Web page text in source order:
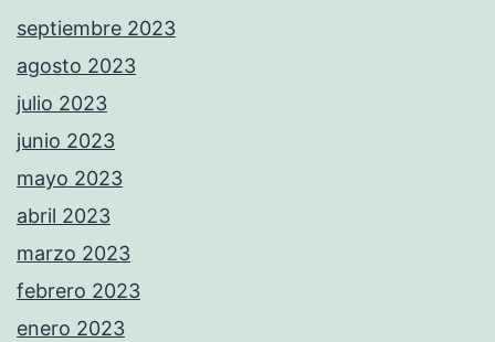
septiembre 2023
agosto 2023
julio 2023
junio 2023
mayo 2023
abril 2023
marzo 2023
febrero 2023
enero 2023